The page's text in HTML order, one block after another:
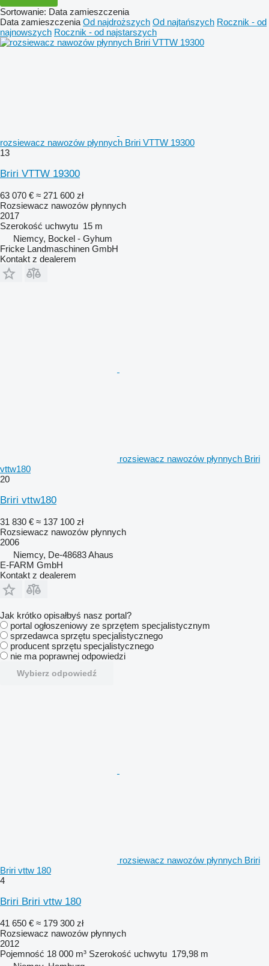
Sortowanie: Data zamieszczenia
Data zamieszczenia Od najdroższych Od najtańszych Rocznik - od
najnowszych Rocznik - od najstarszych
rozsiewacz nawozów płynnych Briri VTTW 19300
13
Briri VTTW 19300
63 070 € ≈ 271 600 zł
Rozsiewacz nawozów płynnych
2017
Szerokość uchwytu 15 m
Niemcy, Bockel - Gyhum
Fricke Landmaschinen GmbH
Kontakt z dealerem
rozsiewacz nawozów płynnych Briri
vttw180
20
Briri vttw180
31 830 € ≈ 137 100 zł
Rozsiewacz nawozów płynnych
2006
Niemcy, De-48683 Ahaus
E-FARM GmbH
Kontakt z dealerem
Jak krótko opisałbyś nasz portal?
portal ogłoszeniowy ze sprzętem specjalistycznym
sprzedawca sprzętu specjalistycznego
producent sprzętu specjalistycznego
nie ma poprawnej odpowiedzi
Wybierz odpowiedź
rozsiewacz nawozów płynnych Briri
Briri vttw 180
4
Briri Briri vttw 180
41 650 € ≈ 179 300 zł
Rozsiewacz nawozów płynnych
2012
Pojemność 18 000 m³ Szerokość uchwytu 179,98 m